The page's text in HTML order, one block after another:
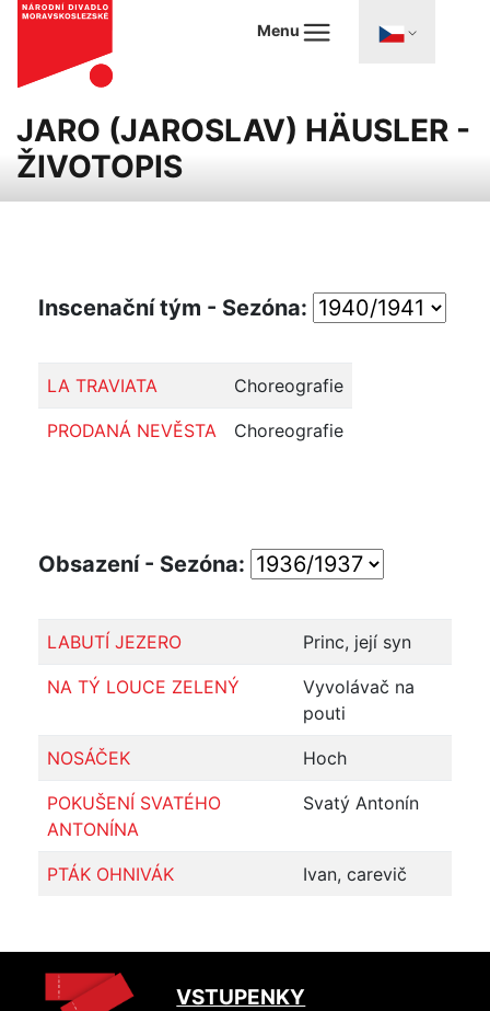
Menu
JARO (JAROSLAV) HÄUSLER -
ŽIVOTOPIS
Inscenační tým - Sezóna:
LA TRAVIATA Choreografie
PRODANÁ NEVĚSTA Choreografie
Obsazení - Sezóna:
LABUTÍ JEZERO Princ, její syn
NA TÝ LOUCE ZELENÝ
Vyvolávač na
pouti
NOSÁČEK Hoch
POKUŠENÍ SVATÉHO
ANTONÍNA
Svatý Antonín
PTÁK OHNIVÁK Ivan, carevič
VSTUPENKY